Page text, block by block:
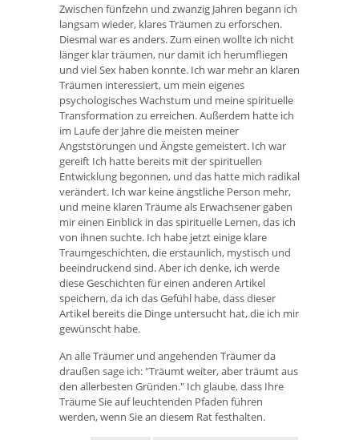
Zwischen fünfzehn und zwanzig Jahren begann ich
langsam wieder, klares Träumen zu erforschen.
Diesmal war es anders. Zum einen wollte ich nicht
länger klar träumen, nur damit ich herumfliegen
und viel Sex haben konnte. Ich war mehr an klaren
Träumen interessiert, um mein eigenes
psychologisches Wachstum und meine spirituelle
Transformation zu erreichen. Außerdem hatte ich
im Laufe der Jahre die meisten meiner
Angststörungen und Ängste gemeistert. Ich war
gereift Ich hatte bereits mit der spirituellen
Entwicklung begonnen, und das hatte mich radikal
verändert. Ich war keine ängstliche Person mehr,
und meine klaren Träume als Erwachsener gaben
mir einen Einblick in das spirituelle Lernen, das ich
von ihnen suchte. Ich habe jetzt einige klare
Traumgeschichten, die erstaunlich, mystisch und
beeindruckend sind. Aber ich denke, ich werde
diese Geschichten für einen anderen Artikel
speichern, da ich das Gefühl habe, dass dieser
Artikel bereits die Dinge untersucht hat, die ich mir
gewünscht habe.
An alle Träumer und angehenden Träumer da
draußen sage ich: "Träumt weiter, aber träumt aus
den allerbesten Gründen." Ich glaube, dass Ihre
Träume Sie auf leuchtenden Pfaden führen
werden, wenn Sie an diesem Rat festhalten.